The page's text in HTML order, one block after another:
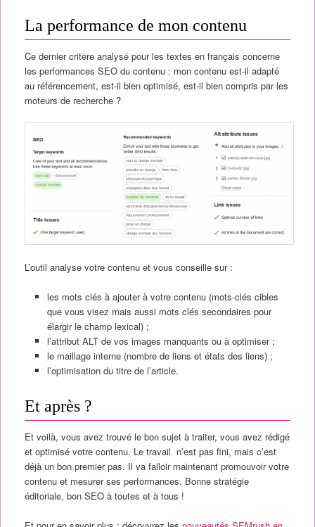
La performance de mon contenu
Ce dernier critère analysé pour les textes en français concerne
les performances SEO du contenu : mon contenu est-il adapté
au référencement, est-il bien optimisé, est-il bien compris par les
moteurs de recherche ?
L’outil analyse votre contenu et vous conseille sur :
les mots clés à ajouter à votre contenu (mots-clés cibles
que vous visez mais aussi mots clés secondaires pour
élargir le champ lexical) ;
l’attribut ALT de vos images manquants ou à optimiser ;
le maillage interne (nombre de liens et états des liens) ;
l’optimisation du titre de l’article.
Et après ?
Et voilà, vous avez trouvé le bon sujet à traiter, vous avez rédigé
et optimisé votre contenu. Le travail n’est pas fini, mais c’est
déjà un bon premier pas. Il va falloir maintenant promouvoir votre
contenu et mesurer ses performances. Bonne stratégie
éditoriale, bon SEO à toutes et à tous !